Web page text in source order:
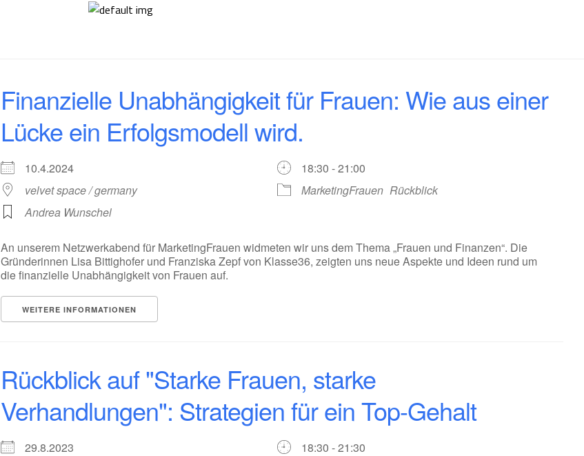
Finanzielle Unabhängigkeit für Frauen: Wie aus einer
Lücke ein Erfolgsmodell wird.
10.4.2024
18:30 - 21:00
velvet space / germany
MarketingFrauen Rückblick
Andrea Wunschel
An unserem Netzwerkabend für MarketingFrauen widmeten wir uns dem Thema „Frauen und Finanzen“. Die
Gründerinnen Lisa Bittighofer und Franziska Zepf von Klasse36, zeigten uns neue Aspekte und Ideen rund um
die finanzielle Unabhängigkeit von Frauen auf.
WEITERE INFORMATIONEN
Rückblick auf "Starke Frauen, starke
Verhandlungen": Strategien für ein Top-Gehalt
29.8.2023
18:30 - 21:30